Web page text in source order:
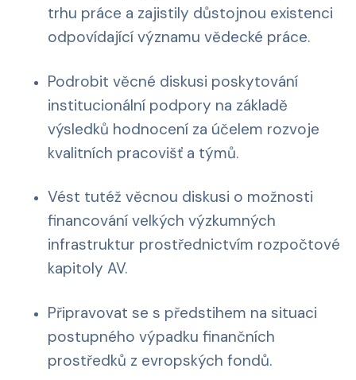
trhu práce a zajistily důstojnou existenci
odpovídající významu vědecké práce.
Podrobit věcné diskusi poskytování
institucionální podpory na základě
výsledků hodnocení za účelem rozvoje
kvalitních pracovišť a týmů.
Vést tutéž věcnou diskusi o možnosti
financování velkých výzkumných
infrastruktur prostřednictvím rozpočtové
kapitoly AV.
Připravovat se s předstihem na situaci
postupného výpadku finančních
prostředků z evropských fondů.